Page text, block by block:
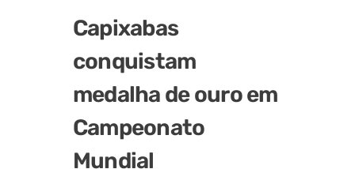
Capixabas
conquistam
medalha de ouro em
Campeonato
Mundial